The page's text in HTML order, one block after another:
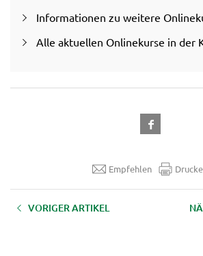
Informationen zu weitere
Alle aktuellen Onlinekurse in der
Empfehlen
VORIGER ARTIKEL